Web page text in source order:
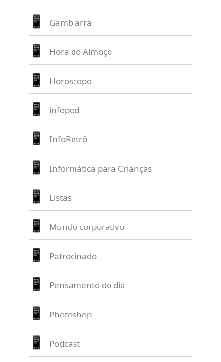
Gambiarra
Hora do Almoço
Horoscopo
infopod
InfoRetrô
Informática para Crianças
Listas
Mundo corporativo
Patrocinado
Pensamento do dia
Photoshop
Podcast